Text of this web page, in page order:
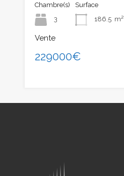
Chambre(s)
3
Surface
186.5 m²
Vente
229000€